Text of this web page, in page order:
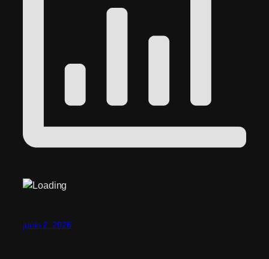
junio 2, 2026